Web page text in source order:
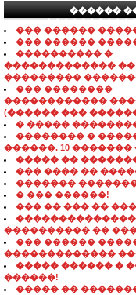
������
��� ������
��� ������
���������� �
������������� ��
���������
��� ��������
������������
(������ ���
� �����
�������� �
������. 10
����� ��
��� ���� ��
�������
� ��� ������!
��� �� ��� ��
���������� ��
��� ������
�������������
����� ������ �
������!
����� ��